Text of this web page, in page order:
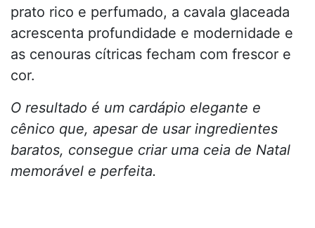
prato rico e perfumado, a cavala glaceada
acrescenta profundidade e modernidade e
as cenouras cítricas fecham com frescor e
cor.
O resultado é um cardápio elegante e
cênico que, apesar de usar ingredientes
baratos, consegue criar uma ceia de Natal
memorável e perfeita.